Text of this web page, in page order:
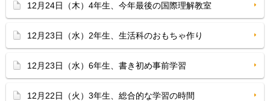
12月24日（木）4年生、今年最後の国際理解教室
12月23日（水）2年生、生活科のおもちゃ作り
12月23日（水）6年生、書き初め事前学習
12月22日（火）3年生、総合的な学習の時間